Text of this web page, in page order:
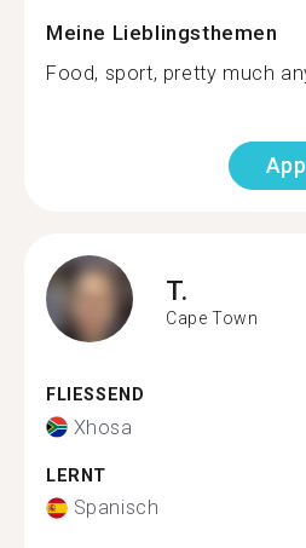
Meine Lieblingsthemen
Food, sport, pretty much
T.
Cape Town
FLIESSEND
Xhosa
LERNT
Spanisch